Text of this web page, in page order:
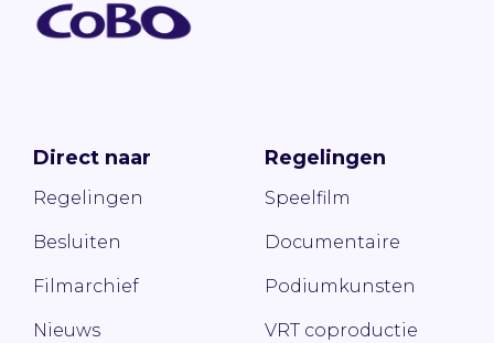
Direct naar
Regelingen
Besluiten
Filmarchief
Nieuws
Regelingen
Speelfilm
Documentaire
Podiumkunsten
VRT coproductie